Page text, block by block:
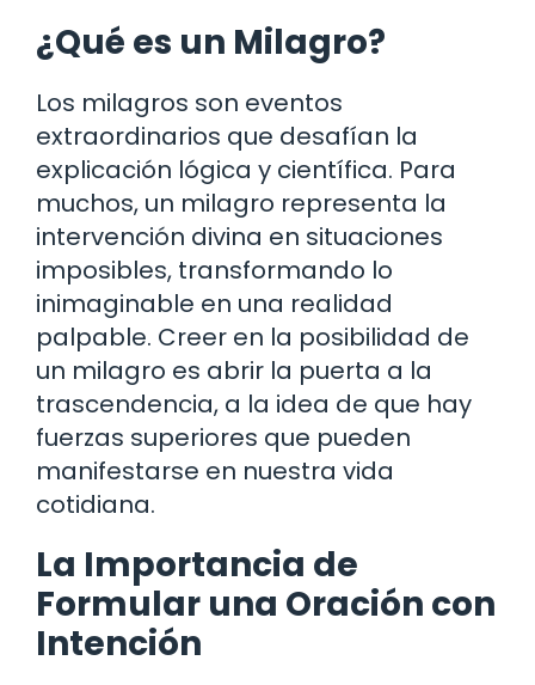
¿Qué es un Milagro?
Los milagros son eventos
extraordinarios que desafían la
explicación lógica y científica. Para
muchos, un milagro representa la
intervención divina en situaciones
imposibles, transformando lo
inimaginable en una realidad
palpable. Creer en la posibilidad de
un milagro es abrir la puerta a la
trascendencia, a la idea de que hay
fuerzas superiores que pueden
manifestarse en nuestra vida
cotidiana.
La Importancia de
Formular una Oración con
Intención